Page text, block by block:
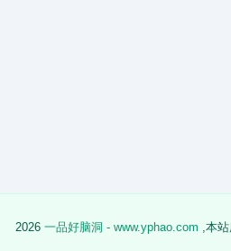
2026 一品好脑洞 - www.yphao.com ,本